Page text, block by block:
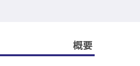
概要